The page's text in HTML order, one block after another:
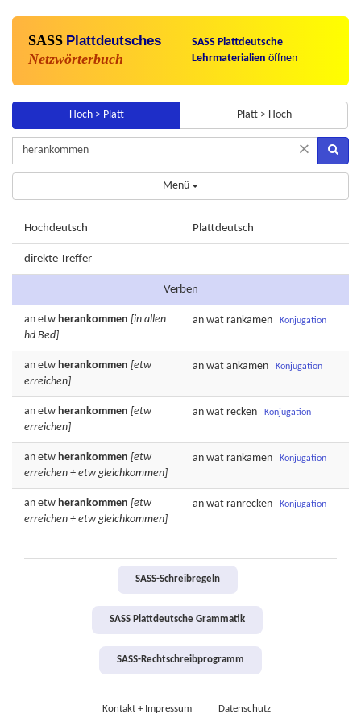
SASS Plattdeutsches
Netzwörterbuch
SASS Plattdeutsche
Lehrmaterialien öffnen
Hoch > Platt Platt > Hoch
×
Menü
Hochdeutsch Plattdeutsch
direkte Treffer
Verben
an etw herankommen [in allen
hd Bed]
an wat rankamen Konjugation
an etw herankommen [etw
erreichen]
an wat ankamen Konjugation
an etw herankommen [etw
erreichen]
an wat recken Konjugation
an etw herankommen [etw
erreichen + etw gleichkommen]
an wat rankamen Konjugation
an etw herankommen [etw
erreichen + etw gleichkommen]
an wat ranrecken Konjugation
SASS-Schreibregeln
SASS Plattdeutsche Grammatik
SASS-Rechtschreibprogramm
Kontakt + Impressum Datenschutz